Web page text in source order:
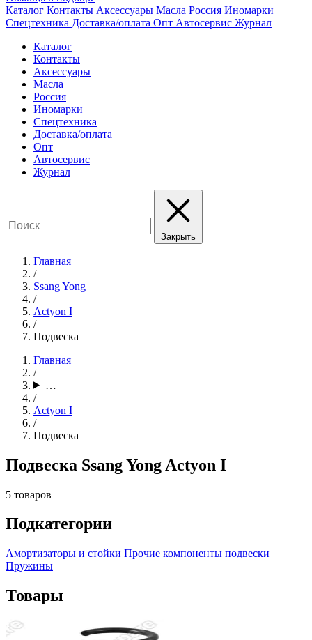
Каталог Контакты Аксессуары Масла Россия Иномарки
Спецтехника Доставка/оплата Опт Автосервис Журнал
Каталог
Контакты
Аксессуары
Масла
Россия
Иномарки
Спецтехника
Доставка/оплата
Опт
Автосервис
Журнал
Закрыть
Главная
/
Ssang Yong
/
Actyon I
/
Подвеска
Главная
/
…
/
Actyon I
/
Подвеска
Подвеска Ssang Yong Actyon I
5 товаров
Подкатегории
Амортизаторы и стойки Прочие компоненты подвески
Пружины
Товары